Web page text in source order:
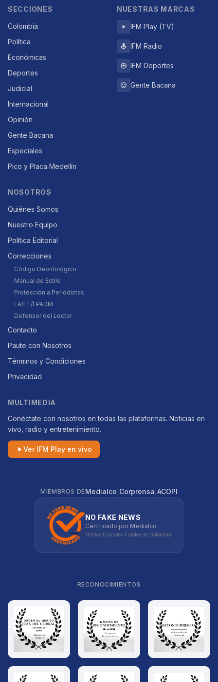
SECCIONES
Colombia
Política
Económicas
Deportes
Judicial
Internacional
Opinión
Gente Bacana
Especiales
Pico y Placa Medellín
NUESTRAS MARCAS
IFM Play (TV)
IFM Radio
IFM Deportes
Gente Bacana
NOSOTROS
Quiénes Somos
Nuestro Equipo
Política Editorial
Correcciones
Código Deontológico
Manual de Estilo
Protección a Periodistas
LA/FT/FPADM
Defensor del Lector
Contacto
Paute con Nosotros
Términos y Condiciones
Privacidad
MULTIMEDIA
Conéctate con nosotros en todas las plataformas. Noticias en
vivo, radio y entretenimiento.
Ver IFM Play en vivo
MIEMBROS DEMedialco Corprensa ACOPI
NO FAKE NEWS
Certificado por Medialco
Medios Digitales Fiables de Colombia
RECONOCIMIENTOS